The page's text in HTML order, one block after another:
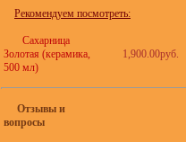
Рекомендуем посмотреть:
Сахарница
Золотая (керамика,
500 мл)
1,900.00руб.
Отзывы и
вопросы